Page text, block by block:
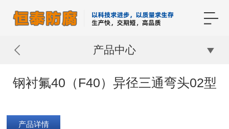
产品中心
钢衬氟40（F40）异径三通弯头02型
产品详情